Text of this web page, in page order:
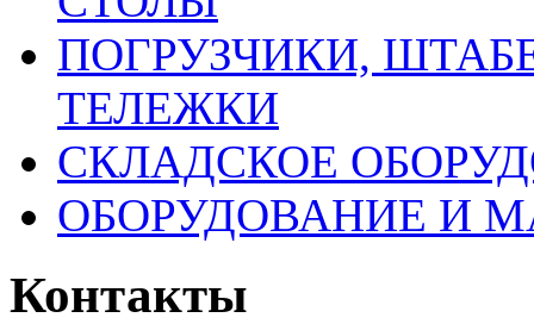
ПОГРУЗЧИКИ,
ТЕЛЕЖКИ
СКЛАДСКОЕ
ОБОРУДОВАНИЕ И
Контакты